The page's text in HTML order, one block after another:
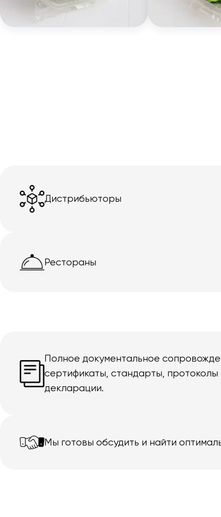
Дистрибьюторы
Рестораны
Полное документальное
сертификаты, стандарты, протоколы
декларации.
Мы готовы обсудить и найти